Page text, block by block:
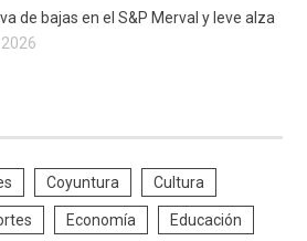
de bajas en el S&P Merval y leve alza
Coyuntura Cultura
Economía Educación